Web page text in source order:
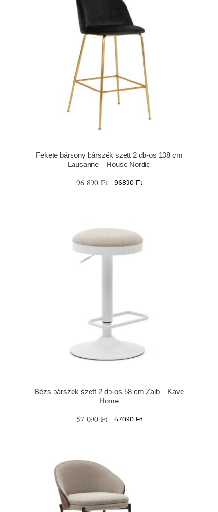
Fekete bársony bárszék szett 2 db-os 108 cm
Lausanne – House Nordic
96 890 Ft 96890 Ft
Bézs bárszék szett 2 db-os 58 cm Zaib – Kave
Home
57 090 Ft 57090 Ft